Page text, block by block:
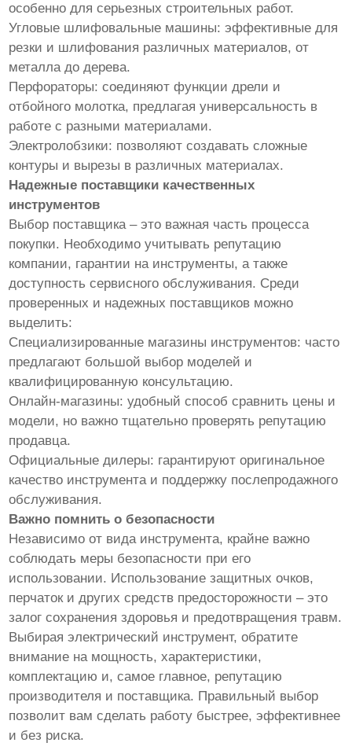
особенно для серьезных строительных работ.
Угловые шлифовальные машины: эффективные для
резки и шлифования различных материалов, от
металла до дерева.
Перфораторы: соединяют функции дрели и
отбойного молотка, предлагая универсальность в
работе с разными материалами.
Электролобзики: позволяют создавать сложные
контуры и вырезы в различных материалах.
Надежные поставщики качественных
инструментов
Выбор поставщика – это важная часть процесса
покупки. Необходимо учитывать репутацию
компании, гарантии на инструменты, а также
доступность сервисного обслуживания. Среди
проверенных и надежных поставщиков можно
выделить:
Специализированные магазины инструментов: часто
предлагают большой выбор моделей и
квалифицированную консультацию.
Онлайн-магазины: удобный способ сравнить цены и
модели, но важно тщательно проверять репутацию
продавца.
Официальные дилеры: гарантируют оригинальное
качество инструмента и поддержку послепродажного
обслуживания.
Важно помнить о безопасности
Независимо от вида инструмента, крайне важно
соблюдать меры безопасности при его
использовании. Использование защитных очков,
перчаток и других средств предосторожности – это
залог сохранения здоровья и предотвращения травм.
Выбирая электрический инструмент, обратите
внимание на мощность, характеристики,
комплектацию и, самое главное, репутацию
производителя и поставщика. Правильный выбор
позволит вам сделать работу быстрее, эффективнее
и без риска.